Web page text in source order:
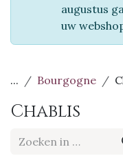
augustus
uw
... Bourgogne
Chablis